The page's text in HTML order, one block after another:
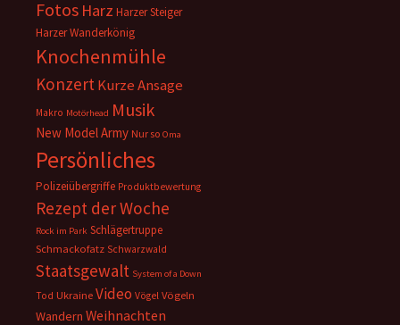
Fotos Harz Harzer Steiger
Harzer Wanderkönig
Knochenmühle
KonzertKurze Ansage
Makro Motörhead Musik
New Model Army Nur so Oma
Persönliches
Polizeiübergriffe Produktbewertung
Rezept der Woche
Rock im Park Schlägertruppe
Schmackofatz Schwarzwald
Staatsgewalt System of a Down
Tod Ukraine Video Vögel Vögeln
Wandern Weihnachten